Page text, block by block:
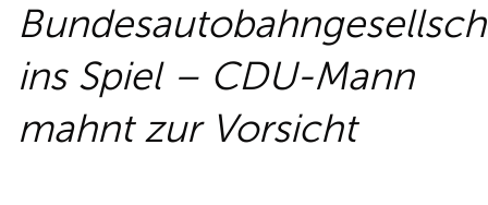
ins Spiel – CDU-Mann
mahnt zur Vorsicht